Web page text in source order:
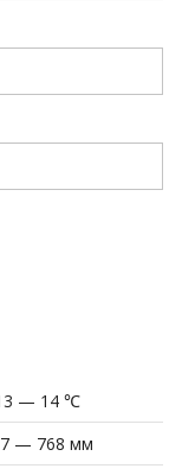
— 14 ℃
— 768 мм